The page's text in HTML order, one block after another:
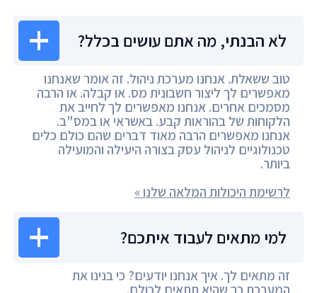
לא הבנתי, מה אתם עושים בכלל?
טוב ששאלת. אנחנו מערכת ניהול. זה אומר שאנחנו
מאפשרים לך ליצור חשבונית מס. או קבלה. או הרבה
מסמכים אחרים. אנחנו מאפשרים לך לחייב את
הלקוחות של בהוראות קבע. באשראי או במס"ב.
אנחנו מאפשרים הרבה מאוד דברים שהם כולם כלים
טכנולוגיים לניהול עסק בצורה היעילה והמועילה
ביותר.
לרשימת היכולות המלאה שלנו »
למי מתאים לעבוד איתכם?
זה מתאים לך. איך אנחנו יודעים? כי בנינו את
המערכת כך שהיא תתאים לכולם.